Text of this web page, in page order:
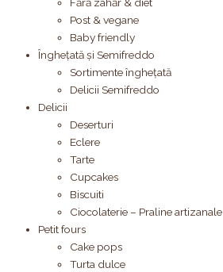
Fără zahăr & diet
Post & vegane
Baby friendly
Înghețată și Semifreddo
Sortimente înghețată
Delicii Semifreddo
Delicii
Deserturi
Eclere
Tarte
Cupcakes
Biscuiti
Ciocolaterie – Praline artizanale
Petit fours
Cake pops
Turta dulce